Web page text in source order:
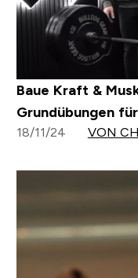
Baue Kraft &
Grundübungen
18/11/24 VON